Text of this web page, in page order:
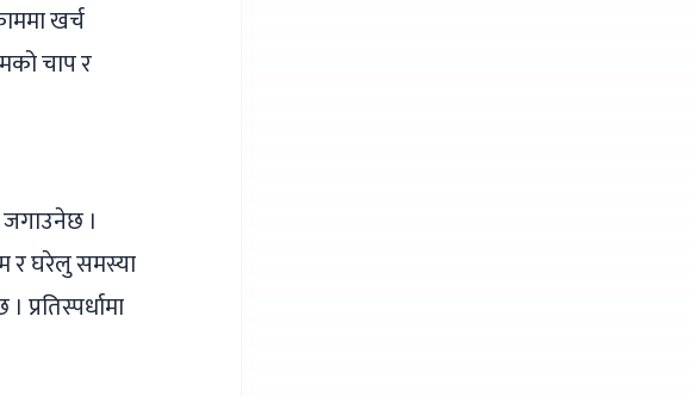
खर्च
चाप र
।
र घरेलु समस्या